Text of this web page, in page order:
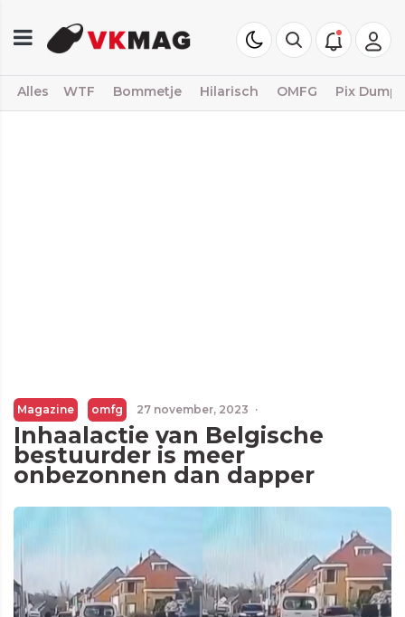
Alles WTF Bommetje Hilarisch OMFG Pix Dump
Magazine omfg 27 november, 2023 ·
Inhaalactie van Belgische
bestuurder is meer
onbezonnen dan dapper